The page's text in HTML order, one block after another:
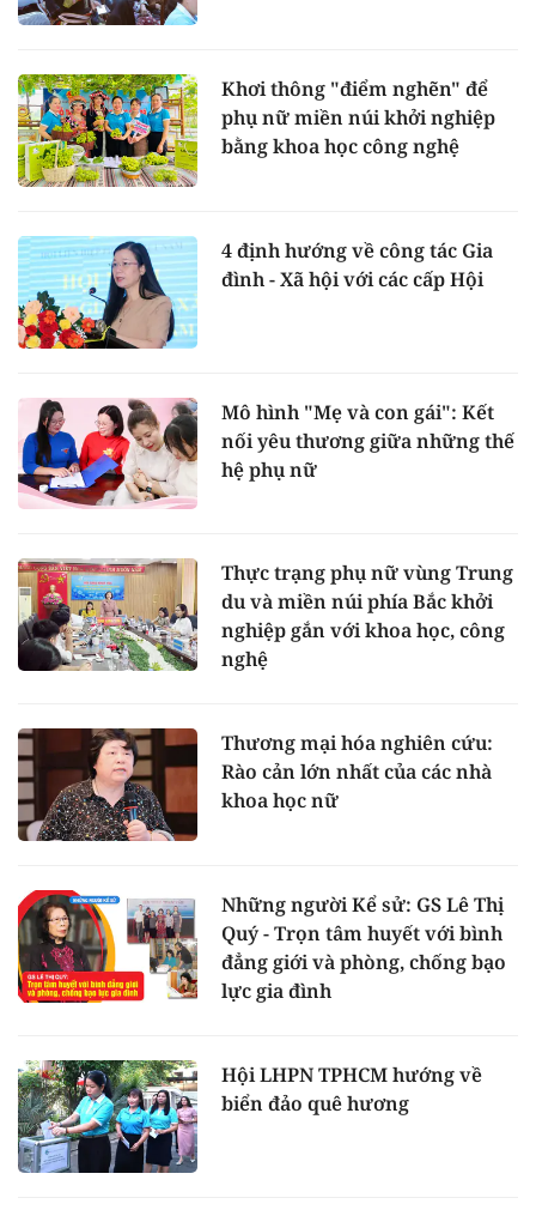
Khơi thông "điểm nghẽn" để
phụ nữ miền núi khởi nghiệp
bằng khoa học công nghệ
4 định hướng về công tác Gia
đình - Xã hội với các cấp Hội
Mô hình "Mẹ và con gái": Kết
nối yêu thương giữa những thế
hệ phụ nữ
Thực trạng phụ nữ vùng Trung
du và miền núi phía Bắc khởi
nghiệp gắn với khoa học, công
nghệ
Thương mại hóa nghiên cứu:
Rào cản lớn nhất của các nhà
khoa học nữ
Những người Kể sử: GS Lê Thị
Quý - Trọn tâm huyết với bình
đẳng giới và phòng, chống bạo
lực gia đình
Hội LHPN TPHCM hướng về
biển đảo quê hương